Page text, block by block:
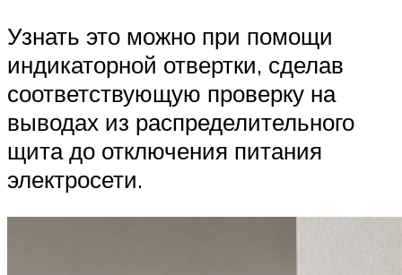
Узнать это можно при помощи
индикаторной отвертки, сделав
соответствующую проверку на
выводах из распределительного
щита до отключения питания
электросети.